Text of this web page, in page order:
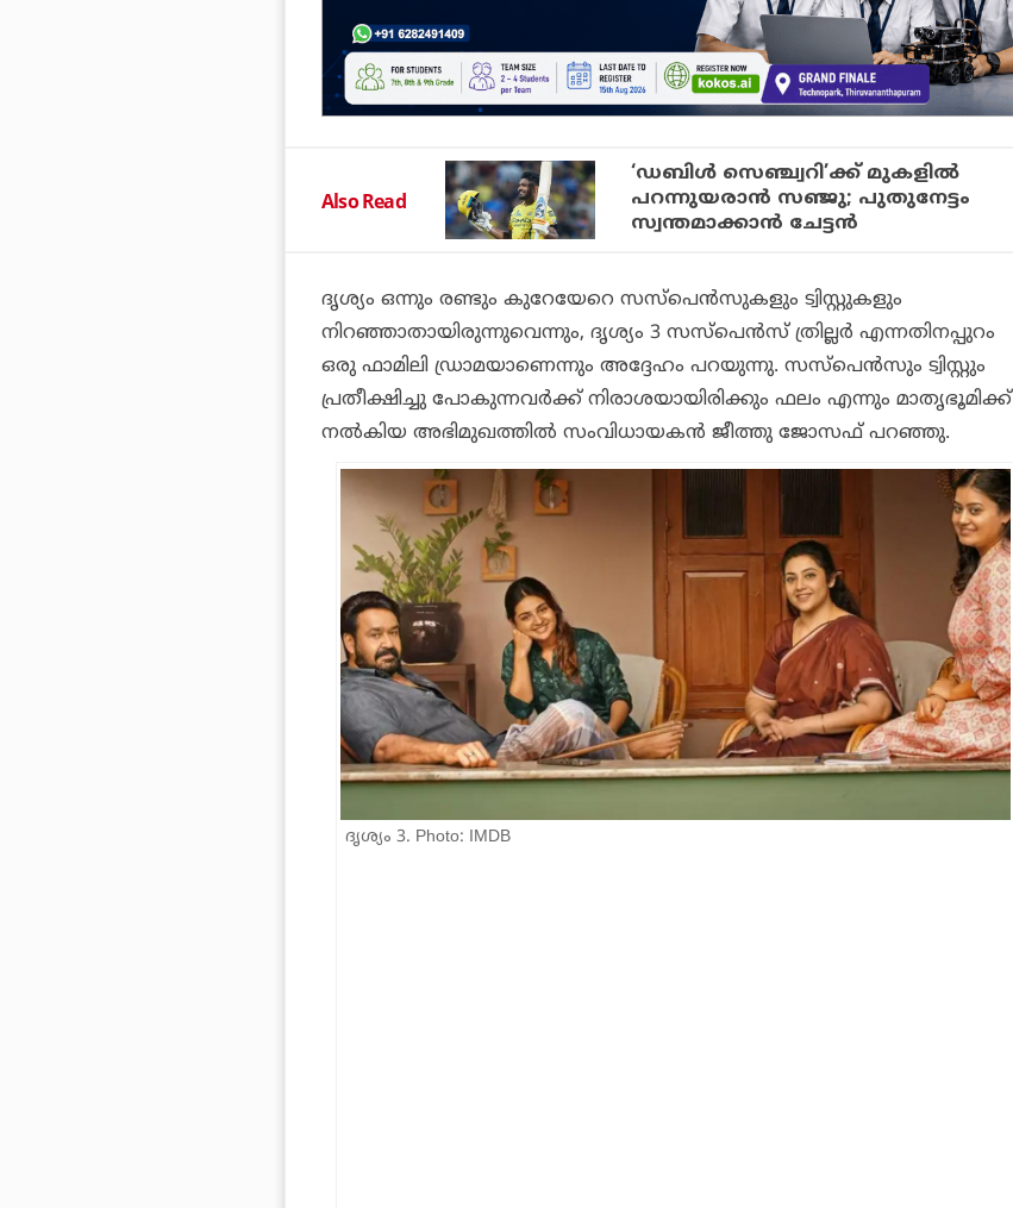
Also Read
‘ഡബിള്‍ സെഞ്ച്വറി’ക്ക് മുകളില്‍
പറന്നുയരാന്‍ സഞ്ജു; പുതുനേട്ടം
സ്വന്തമാക്കാന്‍ ചേട്ടന്‍
ദൃശ്യം ഒന്നും രണ്ടും കുറേയേറെ സസ്പെൻസുകളും ട്വിസ്റ്റുകളും
നിറഞ്ഞാതായിരുന്നുവെന്നും, ദൃശ്യം 3 സസ്പെൻസ് ത്രില്ലർ എന്നതിനപ്പുറം
ഒരു ഫാമിലി ഡ്രാമയാണെന്നും അദ്ദേഹം പറയുന്നു. സസ്‌പെൻസും ട്വിസ്റ്റും
പ്രതീക്ഷിച്ചു പോകുന്നവർക്ക് നിരാശയായിരിക്കും ഫലം എന്നും മാതൃഭൂമിക്ക്
നൽകിയ അഭിമുഖത്തിൽ സംവിധായകൻ ജീത്തു ജോസഫ് പറഞ്ഞു.
ദൃശ്യം 3. Photo: IMDB